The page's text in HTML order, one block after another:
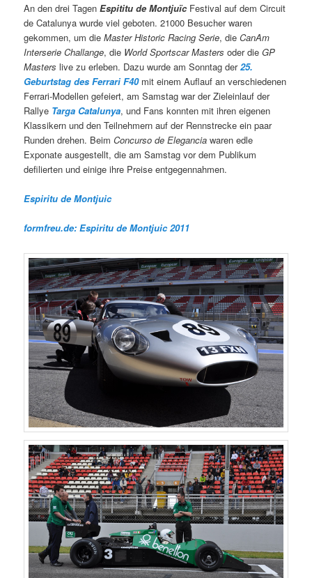
An den drei TagenEspititu de MontjuïcFestival auf dem Circuit
de Catalunya wurde viel geboten. 21000 Besucher waren
gekommen, um dieMaster Historic Racing Serie, dieCanAm
Interserie Challange, die World Sportscar Masters oder dieGP
Masterslive zu erleben. Dazu wurde am Sonntag der25.
Geburtstag des Ferrari F40mit einem Auflauf an verschiedenen
Ferrari-Modellen gefeiert, am Samstag war der Zieleinlauf der
Rallye Targa Catalunya, und Fans konnten mit ihren eigenen
Klassikern und den Teilnehmern auf der Rennstrecke ein paar
Runden drehen. BeimConcurso de Elegancia waren edle
Exponate ausgestellt, die am Samstag vor dem Publikum
defilierten und einige ihre Preise entgegennahmen.
Espiritu de Montjuic
formfreu.de: Espiritu de Montjuic 2011